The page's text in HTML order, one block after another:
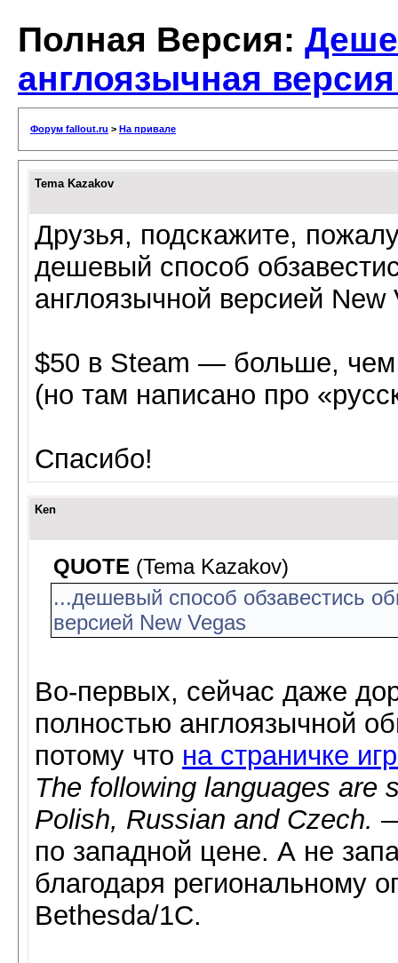
Полная Версия:
англоязычная
Форум fallout.ru > На привале
Tema Kazakov
Друзья, подскажите,
дешевый способ
англоязычной версией New
$50 в Steam — больше, чем
(но там написано про
Спасибо!
Ken
QUOTE (Tema Kazakov)
...дешевый способ обзавестись
версией New Vegas
Во-первых, сейчас даже
полностью англоязычной
потому что на страничке
The following languages are
Polish, Russian and Czech.
по западной цене. А не
благодаря региональному
Bethesda/1C.